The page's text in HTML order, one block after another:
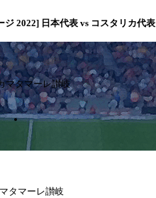
2022] 日本代表 vs コスタリカ代表
マタマーレ讃岐
タマーレ讃岐